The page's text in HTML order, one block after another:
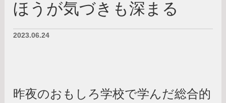
ほうが気づきも深まる
2023.06.24
昨夜のおもしろ学校で学んだ総合的